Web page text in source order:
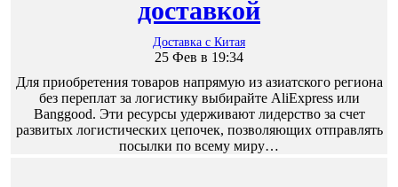
доставкой
Доставка с Китая
25 Фев в 19:34
Для приобретения товаров напрямую из азиатского региона
без переплат за логистику выбирайте AliExpress или
Banggood. Эти ресурсы удерживают лидерство за счет
развитых логистических цепочек, позволяющих отправлять
посылки по всему миру…